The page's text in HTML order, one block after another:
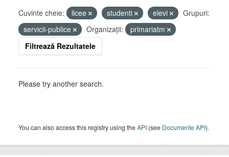
Cuvinte cheie: licee studenti elevi
Grupuri:
servicii-publice
Organizații:
primariatm
Filtrează Rezultatele
Please try another search.
You can also access this registry using theAPI (see Documente API).